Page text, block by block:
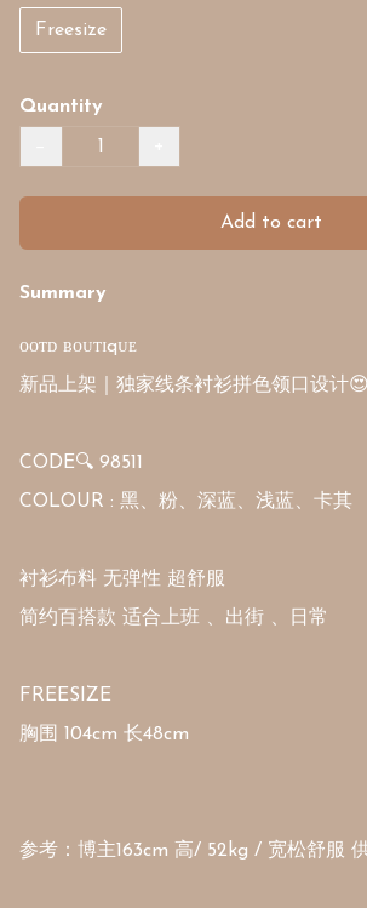
Freesize
Quantity
Add to cart
Summary
ᴏᴏᴛᴅ ʙᴏᴜᴛɪqᴜᴇ
新品上架｜独家线条衬衫拼色领口设计😍
CODE🔍 98511
COLOUR : 黑、粉、深蓝、浅蓝、卡其
衬衫布料 无弹性 超舒服
简约百搭款 适合上班 、出街 、日常
FREESIZE
胸围 104cm 长48cm
参考：博主163cm 高/ 52kg / 宽松舒服